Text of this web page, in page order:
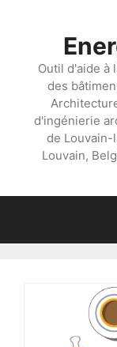
Outil d'aide à
des
d'ingénierie
de
Louvain,